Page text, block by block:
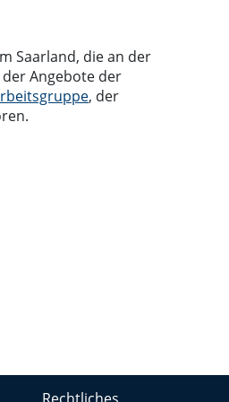
Saarland, die an der
Angebote der
, der